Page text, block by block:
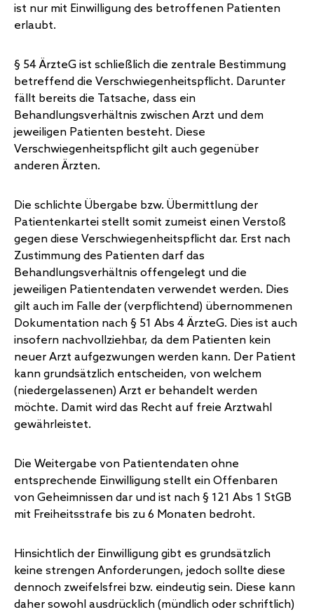
ist nur mit Einwilligung des betroffenen Patienten
erlaubt.
§ 54 ÄrzteG ist schließlich die zentrale Bestimmung
betreffend die Verschwiegenheitspflicht. Darunter
fällt bereits die Tatsache, dass ein
Behandlungsverhältnis zwischen Arzt und dem
jeweiligen Patienten besteht. Diese
Verschwiegenheitspflicht gilt auch gegenüber
anderen Ärzten.
Die schlichte Übergabe bzw. Übermittlung der
Patientenkartei stellt somit zumeist einen Verstoß
gegen diese Verschwiegenheitspflicht dar. Erst nach
Zustimmung des Patienten darf das
Behandlungsverhältnis offengelegt und die
jeweiligen Patientendaten verwendet werden. Dies
gilt auch im Falle der (verpflichtend) übernommenen
Dokumentation nach § 51 Abs 4 ÄrzteG. Dies ist auch
insofern nachvollziehbar, da dem Patienten kein
neuer Arzt aufgezwungen werden kann. Der Patient
kann grundsätzlich entscheiden, von welchem
(niedergelassenen) Arzt er behandelt werden
möchte. Damit wird das Recht auf freie Arztwahl
gewährleistet.
Die Weitergabe von Patientendaten ohne
entsprechende Einwilligung stellt ein Offenbaren
von Geheimnissen dar und ist nach § 121 Abs 1 StGB
mit Freiheitsstrafe bis zu 6 Monaten bedroht.
Hinsichtlich der Einwilligung gibt es grundsätzlich
keine strengen Anforderungen, jedoch sollte diese
dennoch zweifelsfrei bzw. eindeutig sein. Diese kann
daher sowohl ausdrücklich (mündlich oder schriftlich)